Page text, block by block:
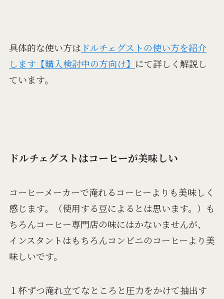
具体的な使い方は ドルチェグストの使い方を紹介
します【購入検討中の方向け】 にて詳しく解説し
ています。
ドルチェグストはコーヒーが美味しい
コーヒーメーカーで淹れるコーヒーよりも美味しく
感じます。（使用する豆によるとは思います。）も
ちろんコーヒー専門店の味にはかないませんが、
インスタントはもちろんコンビニのコーヒーより美
味しいです。
１杯ずつ淹れ立てなところと圧力をかけて抽出す